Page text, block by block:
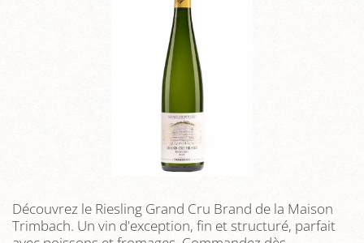
Découvrez le Riesling Grand Cru Brand de la Maison
Trimbach. Un vin d'exception, fin et structuré, parfait